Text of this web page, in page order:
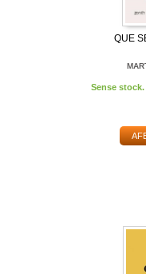
QUE
Sense